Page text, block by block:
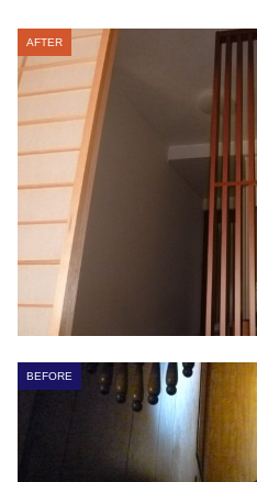
AFTER
BEFORE